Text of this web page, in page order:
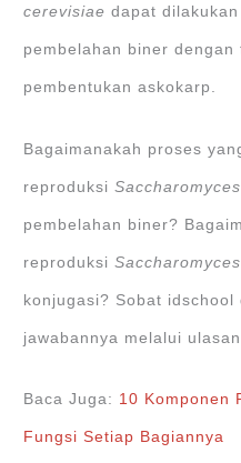
cerevisiae dapat
pembelahan biner
pembentukan askokarp.
Bagaimanakah proses
reproduksi
pembelahan biner?
reproduksi
konjugasi? Sobat idschool
jawabannya melalui ulasan
Baca Juga: 10 Komponen
Fungsi Setiap Bagiannya